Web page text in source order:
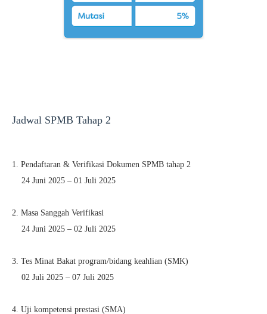
Jadwal SPMB Tahap 2
1. Pendaftaran & Verifikasi Dokumen SPMB tahap 2
24 Juni 2025 – 01 Juli 2025
2. Masa Sanggah Verifikasi
24 Juni 2025 – 02 Juli 2025
3. Tes Minat Bakat program/bidang keahlian (SMK)
02 Juli 2025 – 07 Juli 2025
4. Uji kompetensi prestasi (SMA)